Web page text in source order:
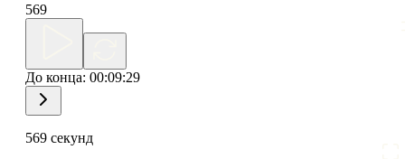
569
До конца: 00:09:29
569 секунд